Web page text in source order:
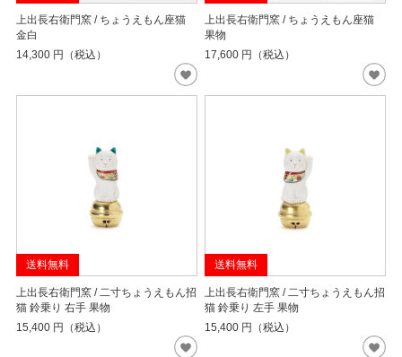
上出長右衛門窯 / ちょうえもん座猫
金白
14,300 円（税込）
上出長右衛門窯 / ちょうえもん座猫
果物
17,600 円（税込）
送料無料
上出長右衛門窯 / 二寸ちょうえもん招
猫 鈴乗り 右手 果物
15,400 円（税込）
送料無料
上出長右衛門窯 / 二寸ちょうえもん招
猫 鈴乗り 左手 果物
15,400 円（税込）